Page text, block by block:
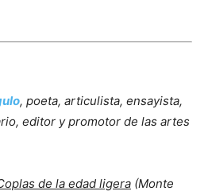
, poeta, articulista, ensayista,
editor y promotor de las artes
de la edad ligera (Monte